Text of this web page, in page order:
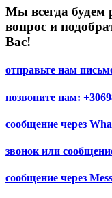
Мы всегда
вопрос и
Вас!
отправьте нам
позвоните нам:
сообщение через
звонок или
сообщение через